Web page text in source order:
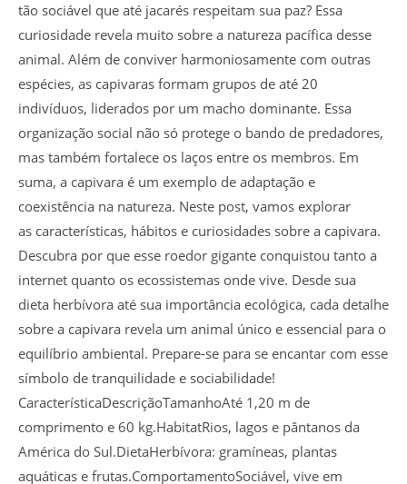
tão sociável que até jacarés respeitam sua paz? Essa
curiosidade revela muito sobre a natureza pacífica desse
animal. Além de conviver harmoniosamente com outras
espécies, as capivaras formam grupos de até 20
indivíduos, liderados por um macho dominante. Essa
organização social não só protege o bando de predadores,
mas também fortalece os laços entre os membros. Em
suma, a capivara é um exemplo de adaptação e
coexistência na natureza. Neste post, vamos explorar
as características, hábitos e curiosidades sobre a capivara.
Descubra por que esse roedor gigante conquistou tanto a
internet quanto os ecossistemas onde vive. Desde sua
dieta herbívora até sua importância ecológica, cada detalhe
sobre a capivara revela um animal único e essencial para o
equilíbrio ambiental. Prepare-se para se encantar com esse
símbolo de tranquilidade e sociabilidade!
CaracterísticaDescriçãoTamanhoAté 1,20 m de
comprimento e 60 kg.HabitatRios, lagos e pântanos da
América do Sul.DietaHerbívora: gramíneas, plantas
aquáticas e frutas.ComportamentoSociável, vive em